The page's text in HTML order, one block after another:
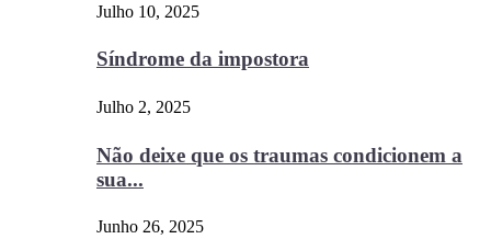
Julho 10, 2025
Síndrome da impostora
Julho 2, 2025
Não deixe que os traumas condicionem a
sua...
Junho 26, 2025